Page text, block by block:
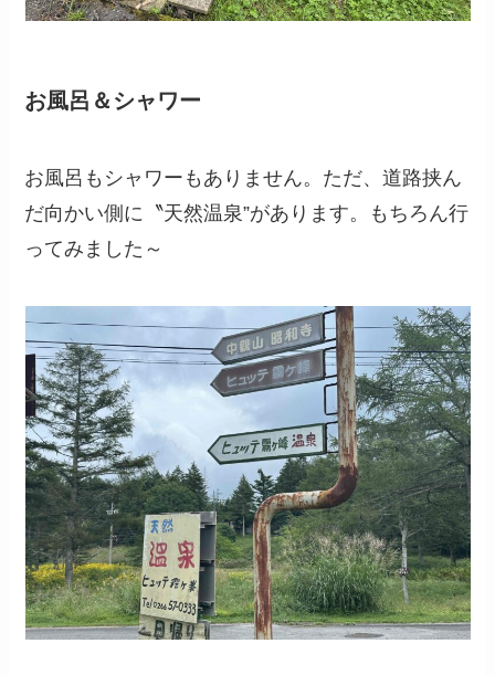
お風呂＆シャワー
お風呂もシャワーもありません。ただ、道路挟ん
だ向かい側に〝天然温泉”があります。もちろん行
ってみました～